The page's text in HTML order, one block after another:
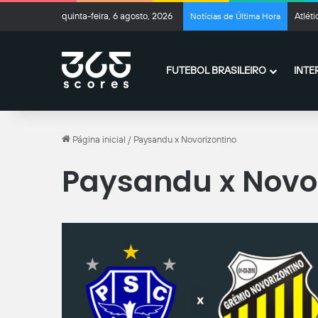
quinta-feira, 6 agosto, 2026 Notícias de Última Hora
FUTEBOL BRASILEIRO
Página inicial / Paysandu x Novorizontino
Paysandu x